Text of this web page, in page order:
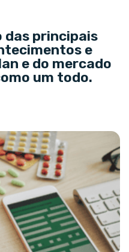
das principais
e
e do mercado
um todo.